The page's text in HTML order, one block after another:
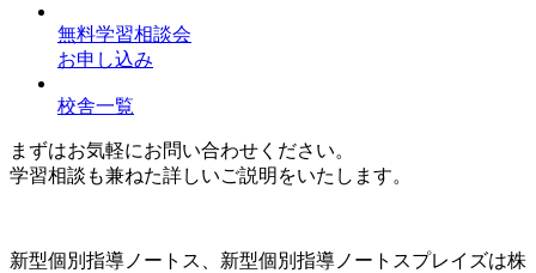
無料学習相談会
お申し込み
校舎一覧
まずはお気軽にお問い合わせください。
学習相談も兼ねた詳しいご説明をいたします。
新型個別指導ノートス、新型個別指導ノートスプレイズは株